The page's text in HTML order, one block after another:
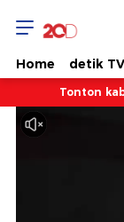
Home detik TV
Tonton